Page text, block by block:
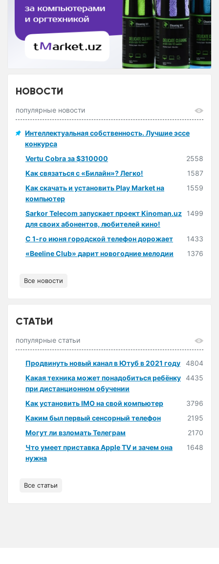
НОВОСТИ
популярные новости
Интеллектуальная собственность. Лучшие эссе
конкурса
Vertu Cobra за $310000
2558
Как связаться с «Билайн»? Легко!
1587
Как скачать и установить Play Market на
компьютер
1559
Sarkor Telecom запускает проект Kinoman.uz
для своих абонентов, любителей кино!
1499
С 1-го июня городской телефон дорожает
1433
«Beeline Club» дарит новогодние мелодии
1376
Все новости
СТАТЬИ
популярные статьи
Продвинуть новый канал в Ютуб в 2021 году
4804
Какая техника может понадобиться ребёнку
при дистанционном обучении
4435
Как установить IMO на свой компьютер
3796
Каким был первый сенсорный телефон
2195
Могут ли взломать Телеграм
2170
Что умеет приставка Apple TV и зачем она
нужна
1648
Все статьи